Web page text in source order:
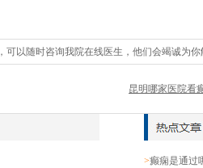
可以随时咨询我院在线医生，他们会竭诚为你
昆明哪家医院看
>癫痫是通过